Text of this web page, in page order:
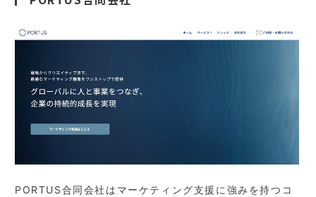
PORTUS合同会社はマーケティング支援に強みを持つコ